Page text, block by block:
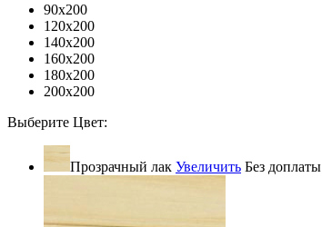
90x200
120x200
140x200
160x200
180x200
200x200
Выберите Цвет:
Прозрачный лак Увеличить Без доплаты